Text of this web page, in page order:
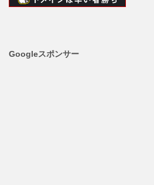
Googleスポンサー